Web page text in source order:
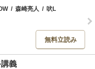
/ 森崎亮人 / 吠L
無料立読み
義